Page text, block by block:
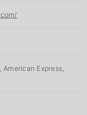
American Express,